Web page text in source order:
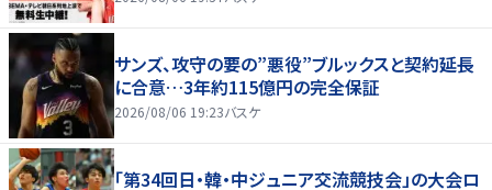
サンズ、攻守の要の”悪役”ブルックスと契約延長
に合意…3年約115億円の完全保証
2026/08/06 19:23バスケ
「第34回日・韓・中ジュニア交流競技会」の大会ロ